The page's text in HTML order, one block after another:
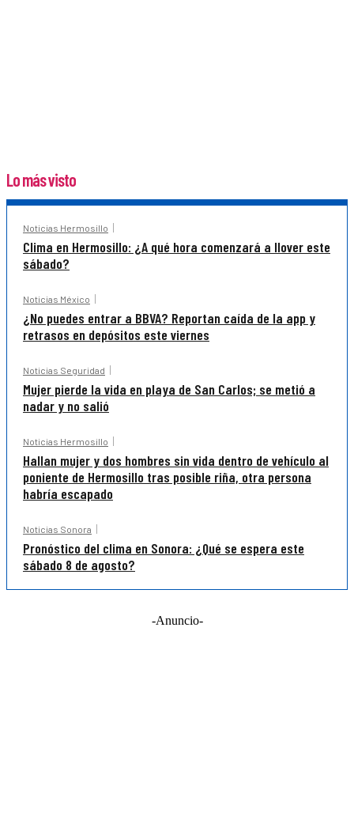
Lo más visto
Noticias Hermosillo
Clima en Hermosillo: ¿A qué hora comenzará a llover este
sábado?
Noticias México
¿No puedes entrar a BBVA? Reportan caída de la app y
retrasos en depósitos este viernes
Noticias Seguridad
Mujer pierde la vida en playa de San Carlos; se metió a
nadar y no salió
Noticias Hermosillo
Hallan mujer y dos hombres sin vida dentro de vehículo al
poniente de Hermosillo tras posible riña, otra persona
habría escapado
Noticias Sonora
Pronóstico del clima en Sonora: ¿Qué se espera este
sábado 8 de agosto?
-Anuncio-